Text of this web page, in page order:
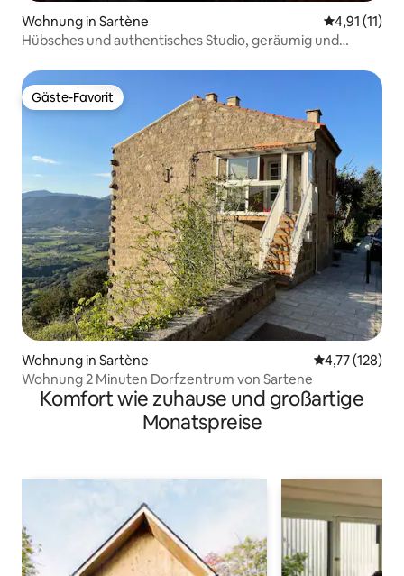
Wohnung in Sartène
4,91 (11)
Hübsches und authentisches Studio, geräumig und
Gäste-Favorit
Gäste-Favorit
Wohnung in Sartène
4,77 (128)
Wohnung 2 Minuten Dorfzentrum von Sartene
Komfort wie zuhause und großartige
Monatspreise